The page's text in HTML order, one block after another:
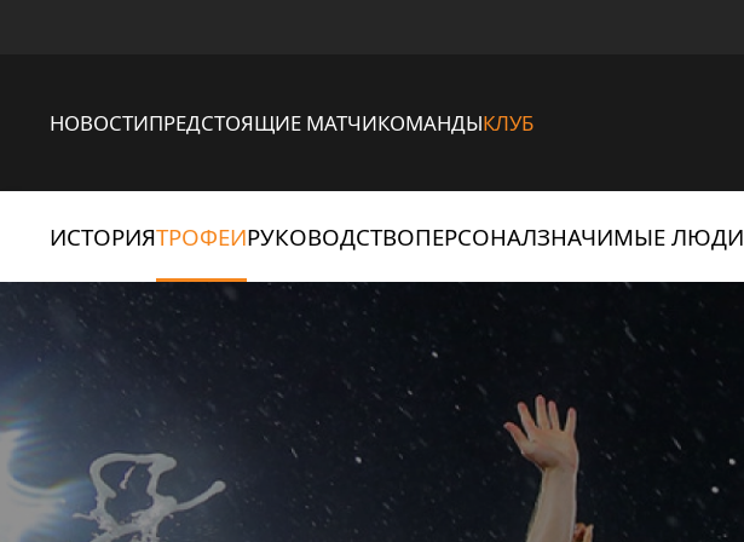
НОВОСТИПРЕДСТОЯЩИЕ МАТЧИКОМАНДЫКЛУБ
ИСТОРИЯТРОФЕИРУКОВОДСТВОПЕРСОНАЛЗНАЧИМЫЕ ЛЮДИ